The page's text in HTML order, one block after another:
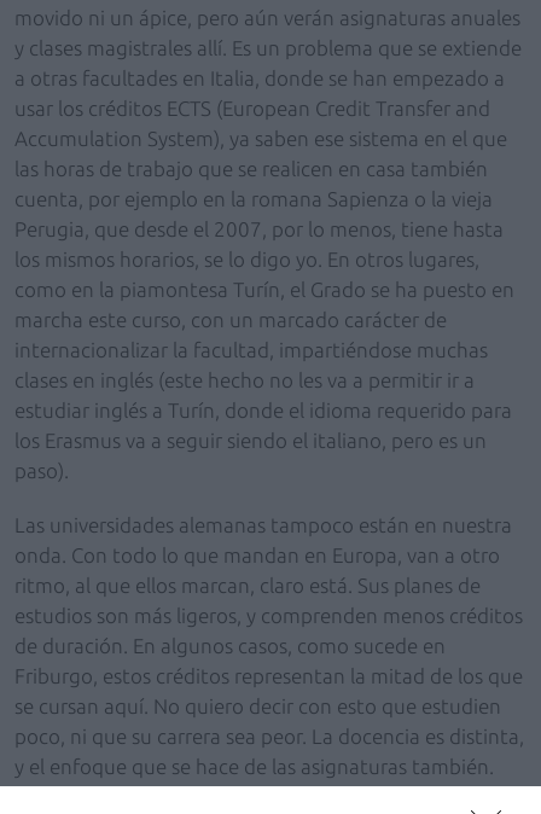
movido ni un ápice, pero aún verán asignaturas anuales
y clases magistrales allí. Es un problema que se extiende
a otras facultades en Italia, donde se han empezado a
usar los créditos ECTS (European Credit Transfer and
Accumulation System), ya saben ese sistema en el que
las horas de trabajo que se realicen en casa también
cuenta, por ejemplo en la romana Sapienza o la vieja
Perugia, que desde el 2007, por lo menos, tiene hasta
los mismos horarios, se lo digo yo. En otros lugares,
como en la piamontesa Turín, el Grado se ha puesto en
marcha este curso, con un marcado carácter de
internacionalizar la facultad, impartiéndose muchas
clases en inglés (este hecho no les va a permitir ir a
estudiar inglés a Turín, donde el idioma requerido para
los Erasmus va a seguir siendo el italiano, pero es un
paso).
Las universidades alemanas tampoco están en nuestra
onda. Con todo lo que mandan en Europa, van a otro
ritmo, al que ellos marcan, claro está. Sus planes de
estudios son más ligeros, y comprenden menos créditos
de duración. En algunos casos, como sucede en
Friburgo, estos créditos representan la mitad de los que
se cursan aquí. No quiero decir con esto que estudien
poco, ni que su carrera sea peor. La docencia es distinta,
y el enfoque que se hace de las asignaturas también.